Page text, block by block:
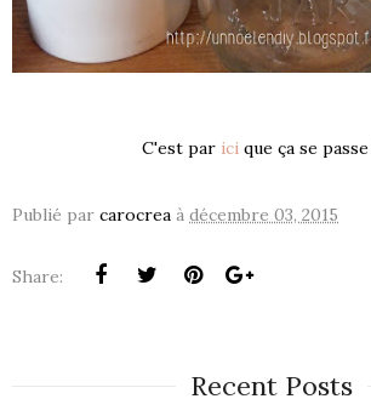
C'est par ici que ça se
Publié par carocrea à décembre 03, 2015
Share:
Recent Posts